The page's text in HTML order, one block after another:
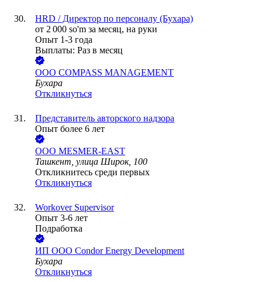
HRD / Директор по персоналу (Бухара)
от 2 000 so'm за месяц, на руки
Опыт 1-3 года
Выплаты: Раз в месяц
ООО СOMPASS MANAGEMENT
Бухара
Откликнуться
Представитель авторского надзора
Опыт более 6 лет
ООО MESMER-EAST
Ташкент, улица Широк, 100
Откликнитесь среди первых
Откликнуться
Workover Supervisor
Опыт 3-6 лет
Подработка
ИП ООО Condor Energy Development
Бухара
Откликнуться